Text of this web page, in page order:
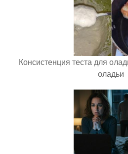
Консистенция теста для
оладьи